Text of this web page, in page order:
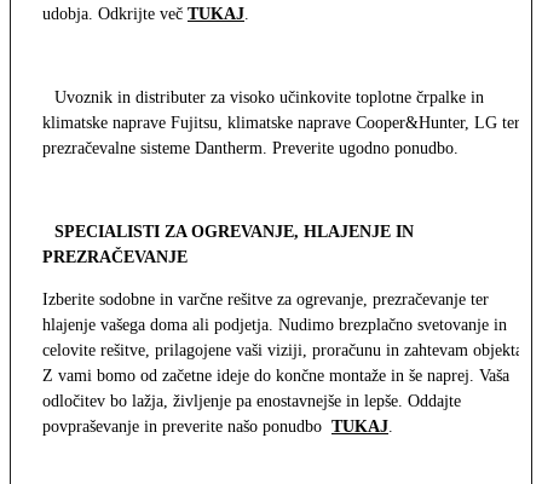
udobja. Odkrijte več TUKAJ.
Uvoznik in distributer za visoko učinkovite toplotne črpalke in
klimatske naprave Fujitsu, klimatske naprave Cooper&Hunter, LG ter
prezračevalne sisteme Dantherm. Preverite ugodno ponudbo.
SPECIALISTI ZA OGREVANJE, HLAJENJE IN
PREZRAČEVANJE
Izberite sodobne in varčne rešitve za ogrevanje, prezračevanje ter
hlajenje vašega doma ali podjetja. Nudimo brezplačno svetovanje in
celovite rešitve, prilagojene vaši viziji, proračunu in zahtevam objekta.
Z vami bomo od začetne ideje do končne montaže in še naprej. Vaša
odločitev bo lažja, življenje pa enostavnejše in lepše. Oddajte
povpraševanje in preverite našo ponudbo TUKAJ.